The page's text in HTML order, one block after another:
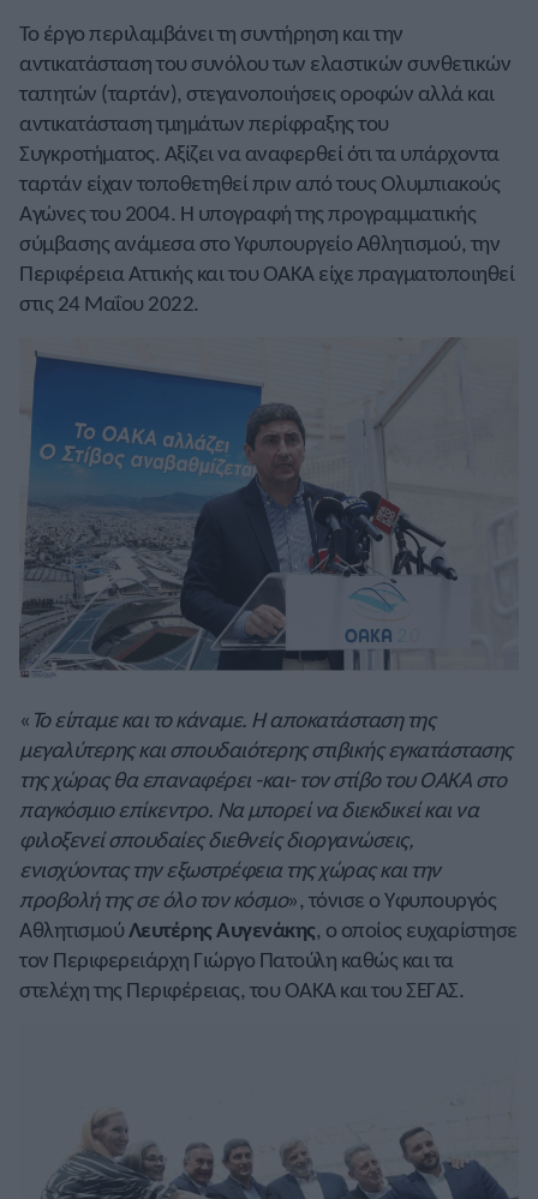
Το έργο περιλαμβάνει τη συντήρηση και την
αντικατάσταση του συνόλου των ελαστικών συνθετικών
ταπητών (ταρτάν), στεγανοποιήσεις οροφών αλλά και
αντικατάσταση τμημάτων περίφραξης του
Συγκροτήματος. Αξίζει να αναφερθεί ότι τα υπάρχοντα
ταρτάν είχαν τοποθετηθεί πριν από τους Ολυμπιακούς
Αγώνες του 2004. Η υπογραφή της προγραμματικής
σύμβασης ανάμεσα στο Υφυπουργείο Αθλητισμού, την
Περιφέρεια Αττικής και του ΟΑΚΑ είχε πραγματοποιηθεί
στις 24 Μαΐου 2022.
« Το είπαμε και το κάναμε. Η αποκατάσταση της
μεγαλύτερης και σπουδαιότερης στιβικής εγκατάστασης
της χώρας θα επαναφέρει -και- τον στίβο του ΟΑΚΑ στο
παγκόσμιο επίκεντρο. Να μπορεί να διεκδικεί και να
φιλοξενεί σπουδαίες διεθνείς διοργανώσεις,
ενισχύοντας την εξωστρέφεια της χώρας και την
προβολή της σε όλο τον κόσμο», τόνισε ο Υφυπουργός
ΑθλητισμούΛευτέρης Αυγενάκης, ο οποίος ευχαρίστησε
τον Περιφερειάρχη Γιώργο Πατούλη καθώς και τα
στελέχη της Περιφέρειας, του ΟΑΚΑ και του ΣΕΓΑΣ.